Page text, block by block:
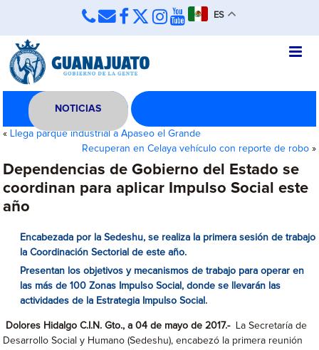
ES
NOTICIAS
« Llega parque industrial a Apaseo el Grande
Recuperan en Celaya vehículo con reporte de robo»
Dependencias de Gobierno del Estado se
coordinan para aplicar Impulso Social este
año
Encabezada por la Sedeshu, se realiza la primera sesión de trabajo
la Coordinación Sectorial de este año.
Presentan los objetivos y mecanismos de trabajo para operar en
las más de 100 Zonas Impulso Social, donde se llevarán las
actividades de la Estrategia Impulso Social.
Dolores Hidalgo C.I.N. Gto., a 04 de mayo de 2017.-
La Secretaría de
Desarrollo Social y Humano (Sedeshu), encabezó la primera reunión